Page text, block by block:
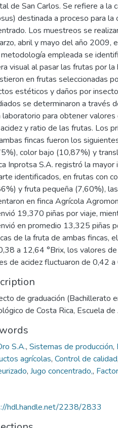
de San Carlos. Se refiere a la
destinada a proceso para
Los muestreos se
abril y mayo del año 2009,
metodología empleada se
visual al pasar las frutas por
en frutas seleccionadas
estéticos y daños por
se determinaron a través
laboratorio para obtener
y ratio de las frutas. Los
fincas fueron los
color bajo (10,87%) y
Inprotsa S.A. registró la
identificados, en frutas con
y fruta pequeña (7,60%),
en finca Agrícola
19,370 piñas por viaje,
en promedio 13,325 piñas
de la fruta de ambas fincas,
a 12,64 °Brix, los valores
de acidez fluctuaron de 0,42 a
de graduación (Bachillerato
de Costa Rica, Escuela
S.A., Sistemas de producción,
agrícolas, Control de calidad,
, Jugo concentrado,,
hdl.handle.net/2238/2833